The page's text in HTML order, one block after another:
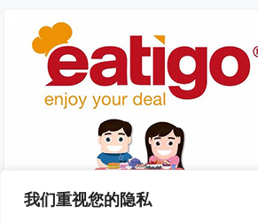
我们重视您的隐私